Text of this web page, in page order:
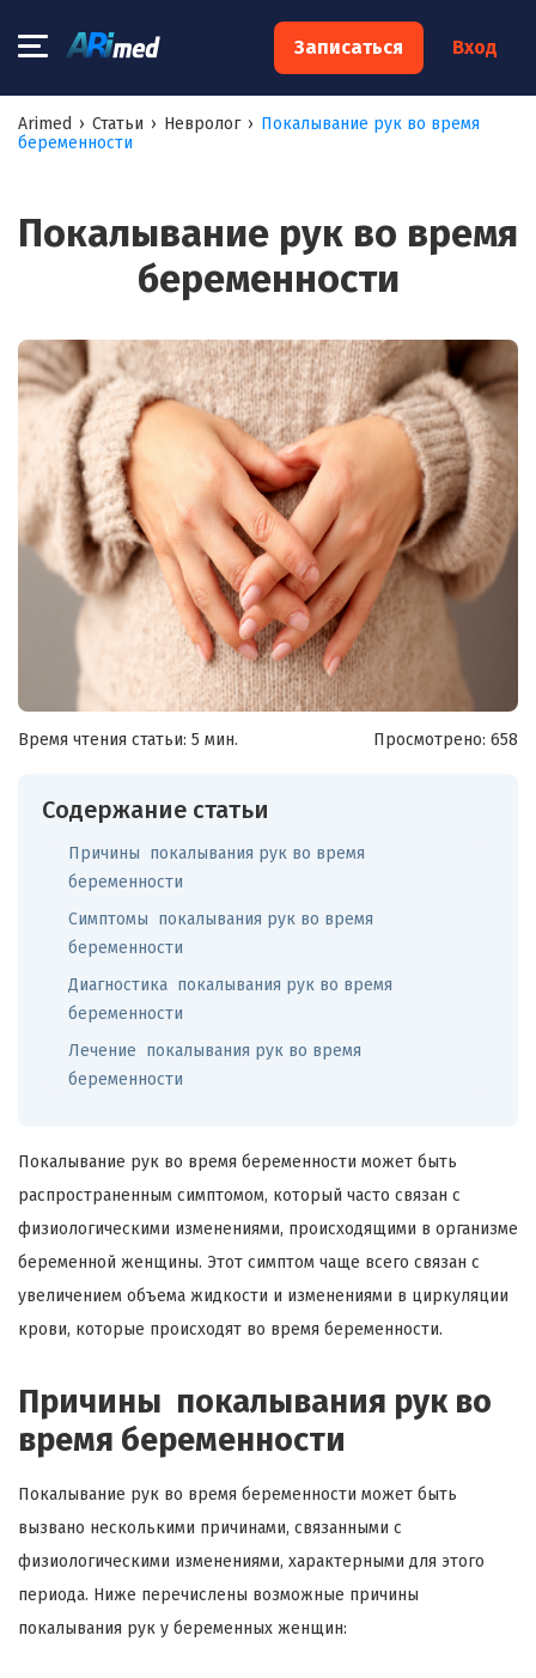
Записаться Вход
Arimed › Статьи › Невролог › Покалывание рук во время
беременности
Покалывание рук во время
беременности
Время чтения статьи: 5 мин. Просмотрено: 658
Содержание статьи
Причины покалывания рук во время
беременности
Симптомы покалывания рук во время
беременности
Диагностика покалывания рук во время
беременности
Лечение покалывания рук во время
беременности
Покалывание рук во время беременности может быть
распространенным симптомом, который часто связан с
физиологическими изменениями, происходящими в организме
беременной женщины. Этот симптом чаще всего связан с
увеличением объема жидкости и изменениями в циркуляции
крови, которые происходят во время беременности.
Причины покалывания рук во
время беременности
Покалывание рук во время беременности может быть
вызвано несколькими причинами, связанными с
физиологическими изменениями, характерными для этого
периода. Ниже перечислены возможные причины
покалывания рук у беременных женщин:
×
Запишитесь на консультацию к
Ваш телефон:*
Ваш e-mail:*
Я согласен наобработку моих персональных данных